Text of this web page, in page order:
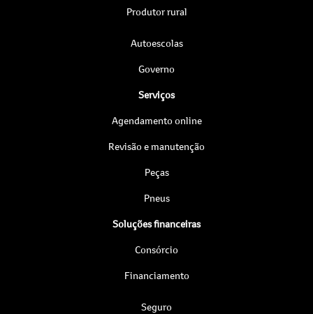
Produtor rural
Autoescolas
Governo
Serviços
Agendamento online
Revisão e manutenção
Peças
Pneus
Soluções financeiras
Consórcio
Financiamento
Seguro